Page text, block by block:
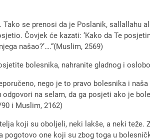
se prenosi da je Poslanik, sallallahu
Čovjek će kazati: ‘Kako da Te
našao?’….“(Muslim, 2569)
bolesnika, nahranite gladnog i
nego je to pravo bolesnika i
na selam, da ga posjeti ako je
i Muslim, 2162)
koji su oboljeli, neki lakše, a neki
one koji su zbog toga u